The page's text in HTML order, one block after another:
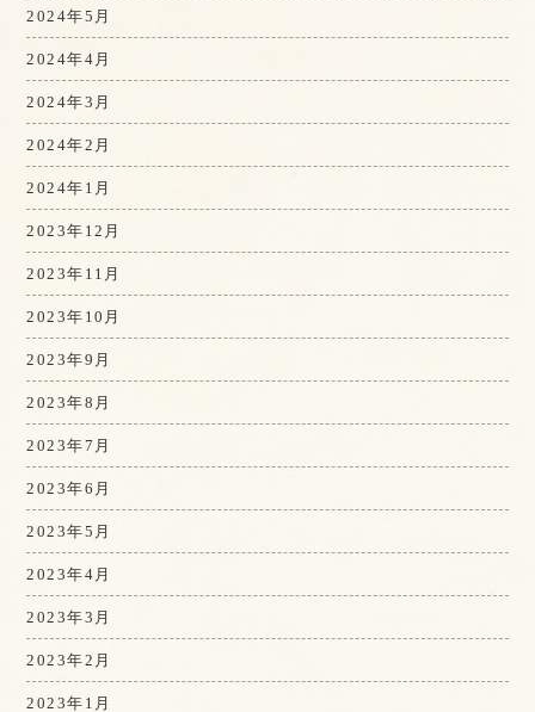
2024年5月
2024年4月
2024年3月
2024年2月
2024年1月
2023年12月
2023年11月
2023年10月
2023年9月
2023年8月
2023年7月
2023年6月
2023年5月
2023年4月
2023年3月
2023年2月
2023年1月